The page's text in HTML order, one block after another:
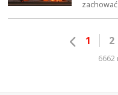
1 2
6662